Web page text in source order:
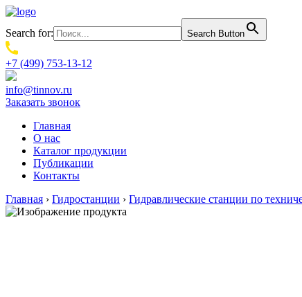
Search for: Search Button
+7 (499) 753-13-12
info@tinnov.ru
Заказать звонок
Главная
О нас
Каталог продукции
Публикации
Контакты
Главная › Гидростанции › Гидравлические станции по